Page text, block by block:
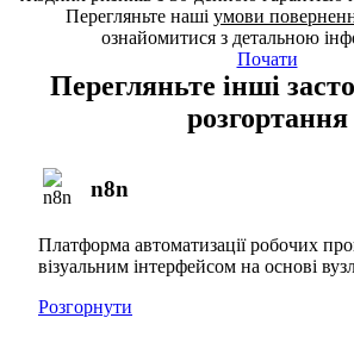
Перегляньте наші умови
ознайомитися з детальною
Почати
Перегляньте інші
розгортання
n8n
Платформа автоматизації робочих
візуальним інтерфейсом на основі
Розгорнути